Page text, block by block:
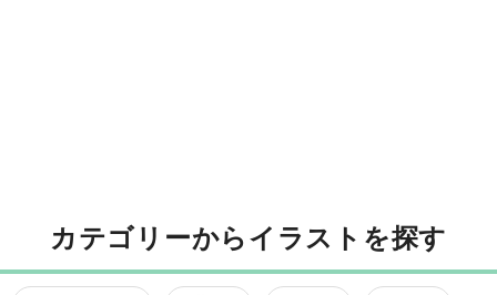
カテゴリーからイラストを探す